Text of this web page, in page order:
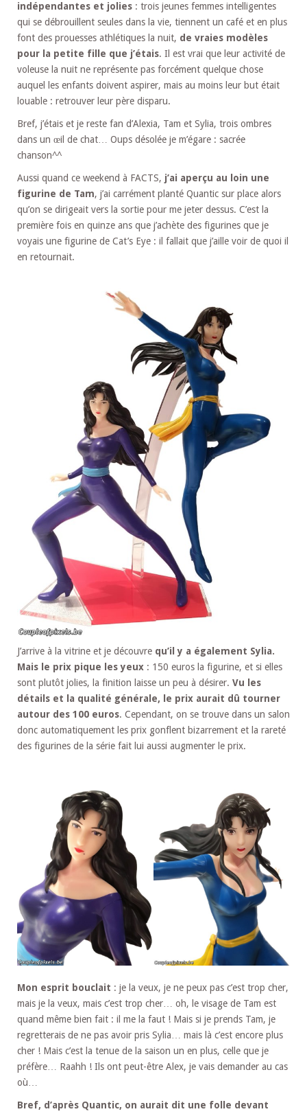
indépendantes et jolies : trois jeunes femmes intelligentes
qui se débrouillent seules dans la vie, tiennent un café et en plus
font des prouesses athlétiques la nuit, de vraies modèles
pour la petite fille que j’étais. Il est vrai que leur activité de
voleuse la nuit ne représente pas forcément quelque chose
auquel les enfants doivent aspirer, mais au moins leur but était
louable : retrouver leur père disparu.
Bref, j’étais et je reste fan d’Alexia, Tam et Sylia, trois ombres
dans un œil de chat… Oups désolée je m’égare : sacrée
chanson^^
Aussi quand ce weekend à FACTS, j’ai aperçu au loin une
figurine de Tam, j’ai carrément planté Quantic sur place alors
qu’on se dirigeait vers la sortie pour me jeter dessus. C’est la
première fois en quinze ans que j’achète des figurines que je
voyais une figurine de Cat’s Eye : il fallait que j’aille voir de quoi il
en retournait.
J’arrive à la vitrine et je découvre qu’il y a également Sylia.
Mais le prix pique les yeux : 150 euros la figurine, et si elles
sont plutôt jolies, la finition laisse un peu à désirer. Vu les
détails et la qualité générale, le prix aurait dû tourner
autour des 100 euros. Cependant, on se trouve dans un salon
donc automatiquement les prix gonflent bizarrement et la rareté
des figurines de la série fait lui aussi augmenter le prix.
Mon esprit bouclait : je la veux, je ne peux pas c’est trop cher,
mais je la veux, mais c’est trop cher… oh, le visage de Tam est
quand même bien fait : il me la faut ! Mais si je prends Tam, je
regretterais de ne pas avoir pris Sylia… mais là c’est encore plus
cher ! Mais c’est la tenue de la saison un en plus, celle que je
préfère… Raahh ! Ils ont peut-être Alex, je vais demander au cas
où…
Bref, d’après Quantic, on aurait dit une folle devant